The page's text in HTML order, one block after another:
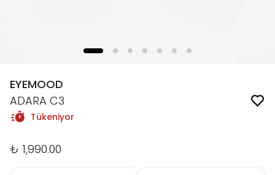
EYEMOOD
ADARA C3
Tükeniyor
₺ 1,990.00